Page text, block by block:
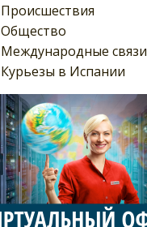
Происшествия
Общество
Международные связи
Курьезы в Испании